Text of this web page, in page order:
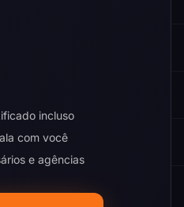
incluso
com você
e agências